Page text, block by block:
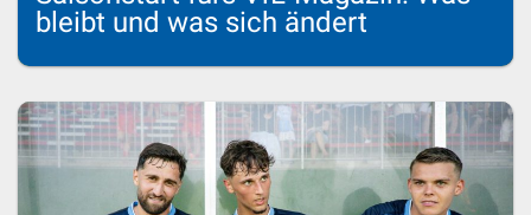
bleibt und was sich ändert